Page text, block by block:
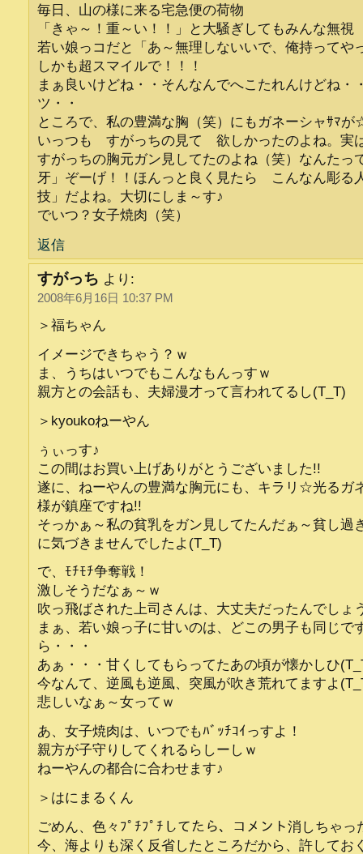
毎日、山の様に来る宅急便の荷物
「きゃ～！重～い！！」と大騒ぎしてもみんな無視
若い娘っコだと「あ～無理しないいで、俺持ってや
しかも超スマイルで！！！
まぁ良いけどね・・そんなんでへこたれんけどね・
ツ・・
ところで、私の豊満な胸（笑）にもガネーシャｻﾏ
いっつも すがっちの見て 欲しかったのよね。実
すがっちの胸元ガン見してたのよね（笑）なんたっ
牙」ぞーげ！！ほんっと良く見たら こんなん彫
技」だよね。大切にしま～す♪
でいつ？女子焼肉（笑）
返信
すがっち より:
2008年6月16日 10:37 PM
＞福ちゃん
イメージできちゃう？ｗ
ま、うちはいつでもこんなもんっすｗ
親方との会話も、夫婦漫才って言われてるし(T_T)
＞kyoukoねーやん
ぅぃっす♪
この間はお買い上げありがとうございました!!
遂に、ねーやんの豊満な胸元にも、キラリ☆光るガ
様が鎮座ですね!!
そっかぁ～私の貧乳をガン見してたんだぁ～貧し過
に気づきませんでしたよ(T_T)
で、ﾓﾁﾓﾁ争奪戦！
激しそうだなぁ～ｗ
吹っ飛ばされた上司さんは、大丈夫だったんでしょ
まぁ、若い娘っ子に甘いのは、どこの男子も同じで
ら・・・
あぁ・・・甘くしてもらってたあの頃が懐かしひ
今なんて、逆風も逆風、突風が吹き荒れてますよ
悲しいなぁ～女ってｗ
あ、女子焼肉は、いつでもﾊﾞｯﾁｺｲっすよ！
親方が子守りしてくれるらしーしｗ
ねーやんの都合に合わせます♪
＞はにまるくん
ごめん、色々ﾌﾟﾁﾌﾟﾁしてたら、コメント消しちゃっ
今、海よりも深く反省したところだから、許してお